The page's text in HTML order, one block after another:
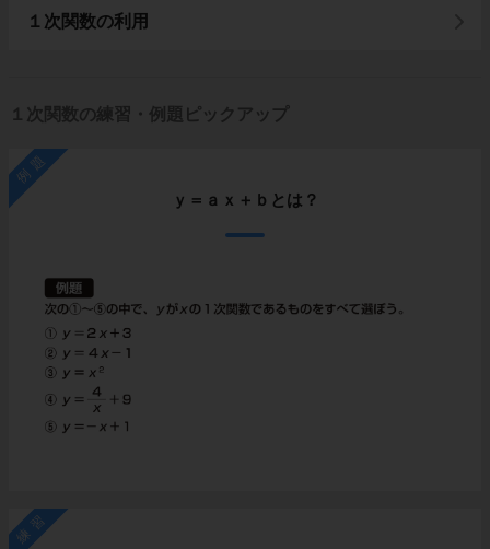
１次関数の利用
１次関数の練習・例題ピックアップ
例題
ｙ＝ａｘ＋ｂとは？
練習